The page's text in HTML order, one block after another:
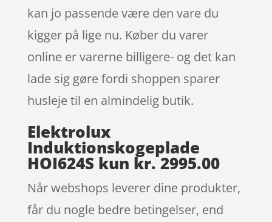
kan jo passende være den vare du
kigger på lige nu. Køber du varer
online er varerne billigere- og det kan
lade sig gøre fordi shoppen sparer
husleje til en almindelig butik.
Elektrolux
Induktionskogeplade
HOI624S kun kr. 2995.00
Når webshops leverer dine produkter,
får du nogle bedre betingelser, end